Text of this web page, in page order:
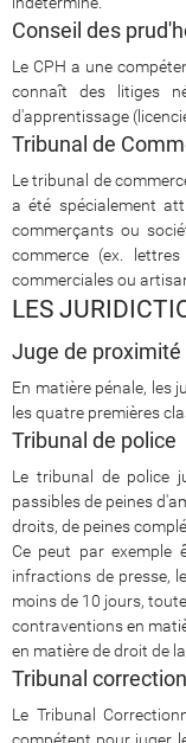
Conseil des
Le CPH a une
connaît des litiges
d'apprentissage
Tribunal de
Le tribunal de
a été spécialement
commerçants ou
commerce (ex.
commerciales ou
LES
Juge de proximité
En matière pénale, les
les quatre premières
Tribunal de police
Le tribunal de police
passibles de peines
droits, de peines
Ce peut par exemple
infractions de presse,
moins de 10 jours,
contraventions en
en matière de droit de
Tribunal
Le Tribunal